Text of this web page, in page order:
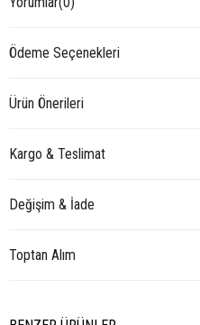
Ödeme Seçenekleri
Ürün Önerileri
Kargo & Teslimat
Değişim & İade
Toptan Alım